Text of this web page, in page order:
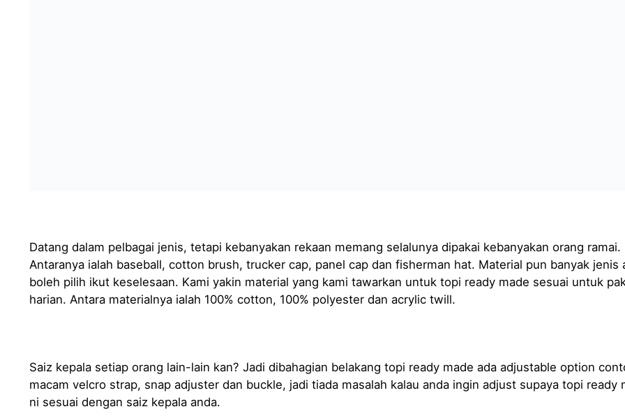
Datang dalam pelbagai jenis, tetapi kebanyakan rekaan memang selalunya dipakai kebanyakan orang ramai.
Antaranya ialah baseball, cotton brush, trucker cap, panel cap dan fisherman hat. Material pun banyak jenis
boleh pilih ikut keselesaan. Kami yakin material yang kami tawarkan untuk topi ready made sesuai untuk
harian. Antara materialnya ialah 100% cotton, 100% polyester dan acrylic twill.
Saiz kepala setiap orang lain-lain kan? Jadi dibahagian belakang topi ready made ada adjustable option
macam velcro strap, snap adjuster dan buckle, jadi tiada masalah kalau anda ingin adjust supaya topi ready
ni sesuai dengan saiz kepala anda.